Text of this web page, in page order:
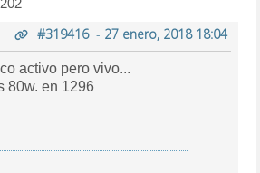
#319416- 27 enero, 2018 18:04
activo pero vivo...
80w. en 1296